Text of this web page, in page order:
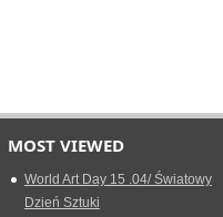
MOST VIEWED
World Art Day 15 .04/ Światowy
Dzień Sztuki